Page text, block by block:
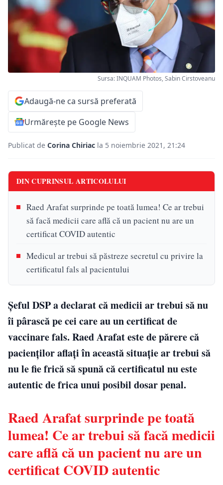
Sursa: INQUAM Photos, Sabin Cirstoveanu
Adaugă-ne ca sursă preferată
Urmărește pe Google News
Publicat de Corina Chiriac la 5 noiembrie 2021, 21:24
DIN CUPRINSUL ARTICOLULUI
Raed Arafat surprinde pe toată lumea! Ce ar trebui
să facă medicii care află că un pacient nu are un
certificat COVID autentic
Medicul ar trebui să păstreze secretul cu privire la
certificatul fals al pacientului
Șeful DSP a declarat că medicii ar trebui să nu
îi pârască pe cei care au un certificat de
vaccinare fals. Raed Arafat este de părere că
pacienților aflați în această situație ar trebui să
nu le fie frică să spună că certificatul nu este
autentic de frica unui posibil dosar penal.
Raed Arafat surprinde pe toată
lumea! Ce ar trebui să facă medicii
care află că un pacient nu are un
certificat COVID autentic